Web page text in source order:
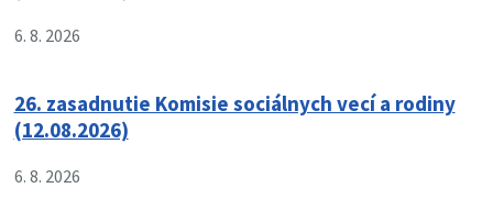
6. 8. 2026
26. zasadnutie Komisie sociálnych vecí a rodiny
(12.08.2026)
6. 8. 2026